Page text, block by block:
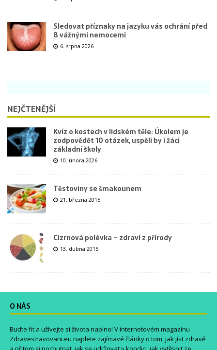
Sledovat příznaky na jazyku vás ochrání před
8 vážnými nemocemi
6. srpna 2026
NEJČTENĚJŠÍ
Kvíz o kostech v lidském těle: Úkolem je
zodpovědět 10 otázek, uspěli by i žáci
základní školy
10. února 2026
Těstoviny se šmakounem
21. března 2015
Cizrnová polévka – zdraví z přírody
13. dubna 2015
O NÁS
Buďte fit a užívejte si života naplno! V internetovém magazínu
Zdravestravovani.eu najdete zajímavé články o tom, jak jíst zdravě